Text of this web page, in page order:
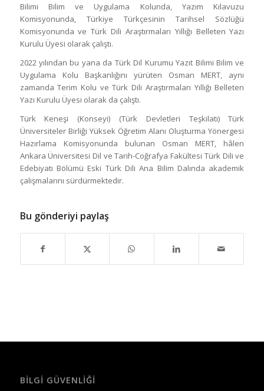
Bilimi Bilim ve Uygulama Kolunda, Yazım Kılavuzu
Komisyonunda, Türkiye Türkçesinin Tarihsel Sözlüğü
Komisyonunda ve Türk Dili Araştırmaları Yıllığı Belleten Yazı
Kurulu Üyesi olarak çalıştı.
2022 yılından bu yana da Türk Dil Kurumu Yazıt Bilimi Bilim ve
Uygulama Kolu Başkanlığını yürüten Osman MERT, aynı
zamanda Terim Kolu ve Türk Dili Araştırmaları Yıllığı Belleten
Yazı Kurulu Üyesi olarak da çalıştı.
Türk Keneşi (Konseyi) (Türk Devletleri Teşkilatı) Türk
Üniversiteler Birliği Yüksek Öğretim Alanı Oluşturma Yönergesi
Hazırlama Komisyonunda bulunan Osman MERT, hâlen
Ankara Üniversitesi Dil ve Tarih-Coğrafya Fakültesi Türk Dili ve
Edebiyatı Bölümü Eski Türk Dili Ana Bilim Dalında akademik
çalışmalarını sürdürmektedir.
Bu gönderiyi paylaş
BILGI GÜVENLIĞI